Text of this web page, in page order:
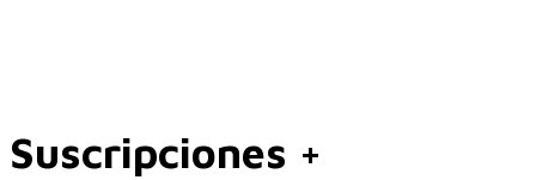
Soporte SuccessFactors
Suscripciones +